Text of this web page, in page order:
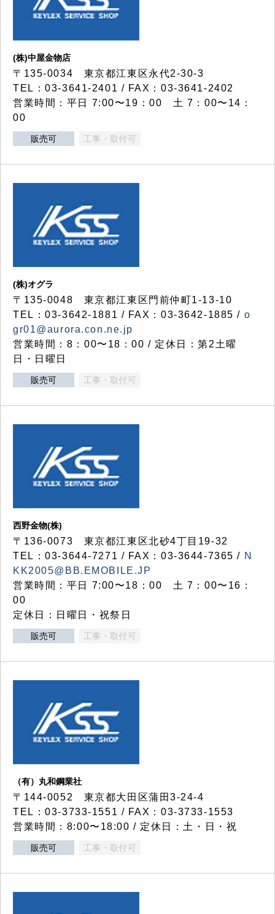
(株)中屋金物店
〒135-0034 東京都江東区永代2-30-3
TEL：03-3641-2401 / FAX：03-3641-2402
営業時間：平日 7:00〜19：00 土 7：00〜14：
00
販売可 工事・取付可
(株)オグラ
〒135-0048 東京都江東区門前仲町1-13-10
TEL：03-3642-1881 / FAX：03-3642-1885 / o
gr01@aurora.con.ne.jp
営業時間：8：00〜18：00 / 定休日：第2土曜
日・日曜日
販売可 工事・取付可
西野金物(株)
〒136-0073 東京都江東区北砂4丁目19-32
TEL：03‐3644‐7271 / FAX：03-3644-7365 / N
KK2005@BB.EMOBILE.JP
営業時間：平日 7:00〜18：00 土 7：00〜16：
00
定休日：日曜日・祝祭日
販売可 工事・取付可
（有）丸和鋼業社
〒144-0052 東京都大田区蒲田3-24-4
TEL：03-3733-1551 / FAX：03-3733-1553
営業時間：8:00〜18:00 / 定休日：土・日・祝
販売可 工事・取付可